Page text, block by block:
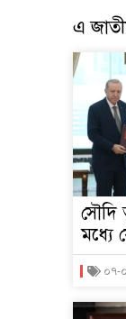
এ
সৌদি
মধ্যে
০৭-